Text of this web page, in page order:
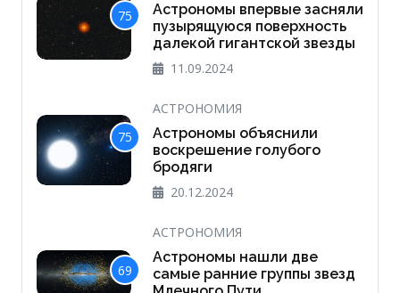
75
Астрономы впервые засняли
пузырящуюся поверхность
далекой гигантской звезды
11.09.2024
75
АСТРОНОМИЯ
Астрономы объяснили
воскрешение голубого
бродяги
20.12.2024
69
АСТРОНОМИЯ
Астрономы нашли две
самые ранние группы звезд